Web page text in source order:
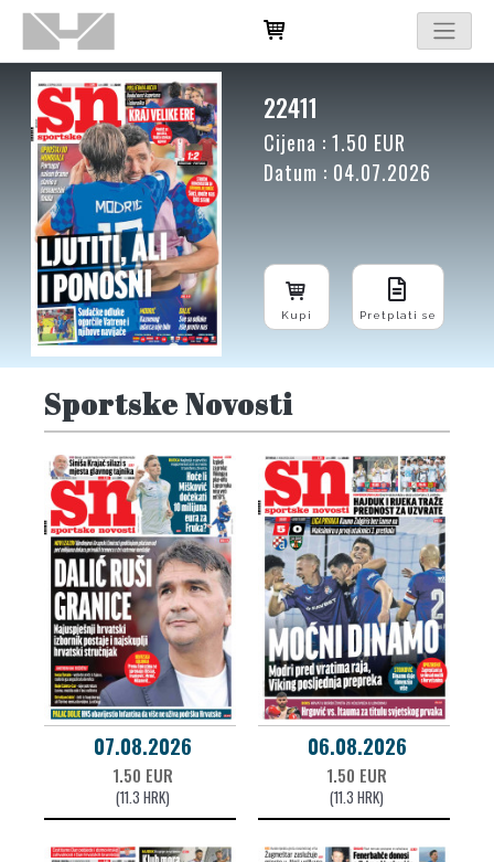
22411
Cijena : 1.50 EUR
Datum : 04.07.2026
Kupi Pretplati se
Sportske Novosti
07.08.2026
1.50 EUR
(11.3 HRK)
06.08.2026
1.50 EUR
(11.3 HRK)